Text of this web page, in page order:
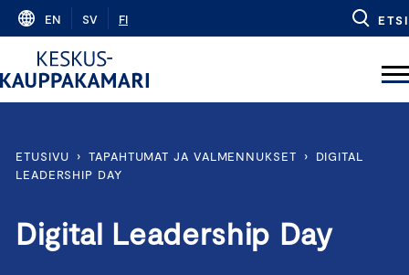
Skip
content
EN SV FI ETSI
ETUSIVU › TAPAHTUMAT JA VALMENNUKSET ›
DIGITAL
LEADERSHIP DAY
Digital Leadership Day